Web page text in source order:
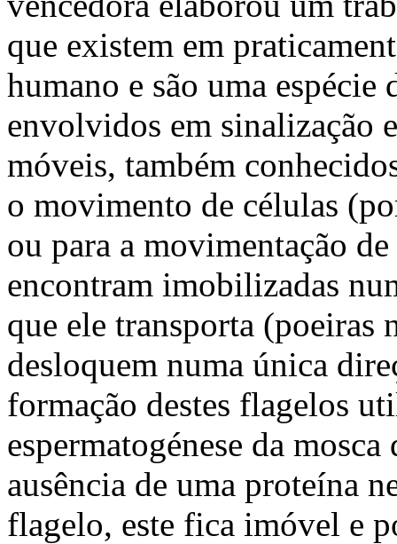
que existem em
humano e são uma espécie
envolvidos em sinalização
móveis, também
o movimento de células
ou para a movimentação
encontram imobilizadas
que ele transporta (poeiras
desloquem numa única
formação destes flagelos
espermatogénese da
ausência de uma proteína
flagelo, este fica imóvel e